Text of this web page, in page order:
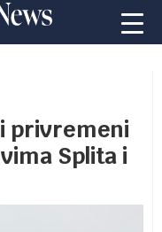
privremeni
Splita i